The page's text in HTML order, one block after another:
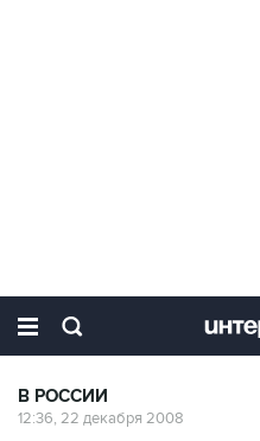
В РОССИИ
12:36, 22 декабря 2008